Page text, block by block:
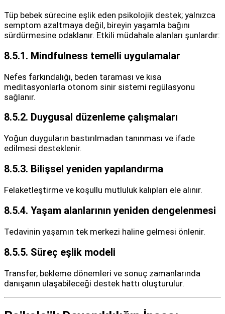
Tüp bebek sürecine eşlik eden psikolojik destek; yalnızca
semptom azaltmaya değil, bireyin yaşamla bağını
sürdürmesine odaklanır. Etkili müdahale alanları şunlardır:
8.5.1. Mindfulness temelli uygulamalar
Nefes farkındalığı, beden taraması ve kısa
meditasyonlarla otonom sinir sistemi regülasyonu
sağlanır.
8.5.2. Duygusal düzenleme çalışmaları
Yoğun duyguların bastırılmadan tanınması ve ifade
edilmesi desteklenir.
8.5.3. Bilişsel yeniden yapılandırma
Felaketleştirme ve koşullu mutluluk kalıpları ele alınır.
8.5.4. Yaşam alanlarının yeniden dengelenmesi
Tedavinin yaşamın tek merkezi haline gelmesi önlenir.
8.5.5. Süreç eşlik modeli
Transfer, bekleme dönemleri ve sonuç zamanlarında
danışanın ulaşabileceği destek hattı oluşturulur.